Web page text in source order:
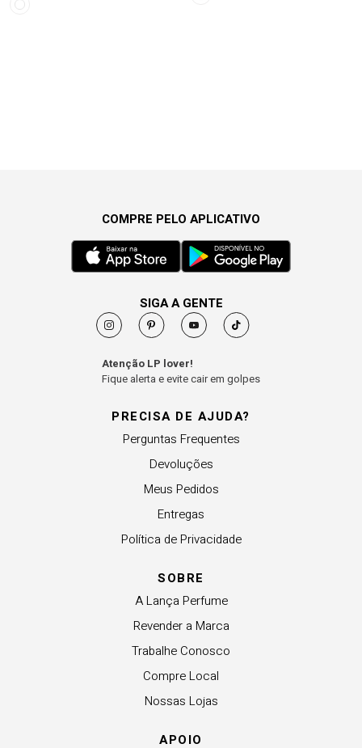
PRECISA DE AJUDA?
Perguntas Frequentes
Devoluções
Meus Pedidos
Entregas
Política de Privacidade
SOBRE
A Lança Perfume
Revender a Marca
Trabalhe Conosco
Compre Local
Nossas Lojas
APOIO
COMPRE PELO APLICATIVO
SIGA A GENTE
Atenção LP lover!
Fique alerta e evite cair em golpes